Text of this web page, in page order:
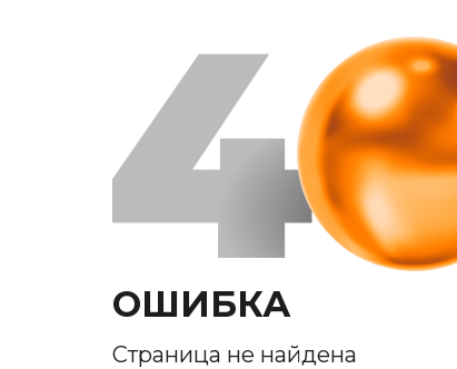
ОШИБКА
Страница не найдена